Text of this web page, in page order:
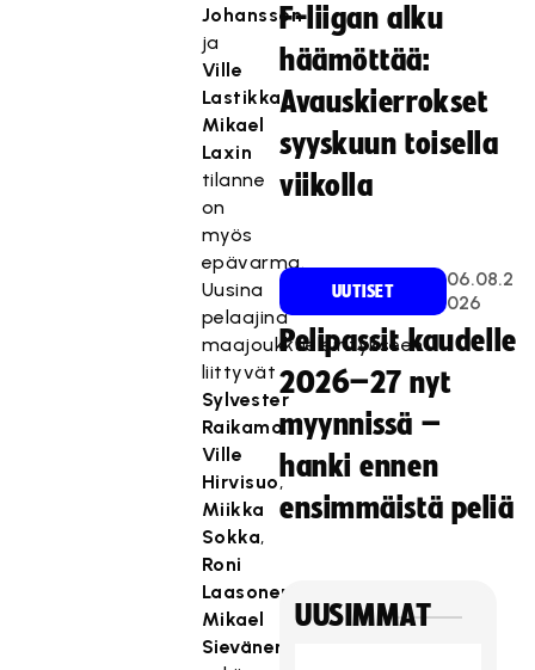
Johansson
ja
Ville
Lastikka.
Mikael
Laxin
tilanne
on
myös
epävarma.
Uusina
pelaajina
maajoukkueleiritykseen
liittyvät
Sylvester
Raikamo,
Ville
Hirvisuo,
Miikka
Sokka,
Roni
Laasonen
Mikael
Sievänen
F-liigan alku
häämöttää:
Avauskierrokset
syyskuun toisella
viikolla
UUTISET
06.08.2
026
Pelipassit kaudelle
2026–27 nyt
myynnissä –
hanki ennen
ensimmäistä peliä
UUSIMMAT